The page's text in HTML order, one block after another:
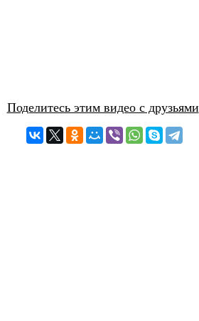
Поделитесь этим видео с друзьями